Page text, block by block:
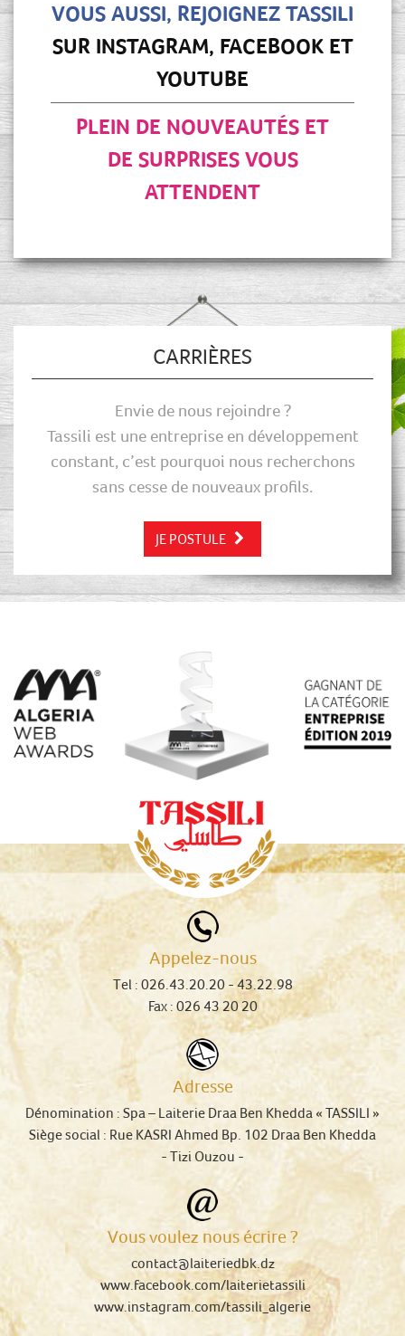
VOUS AUSSI, REJOIGNEZ TASSILI
SUR INSTAGRAM, FACEBOOK ET
YOUTUBE
PLEIN DE NOUVEAUTÉS ET
DE SURPRISES VOUS
ATTENDENT
CARRIÈRES
Envie de nous rejoindre ?
Tassili est une entreprise en développement
constant, c’est pourquoi nous recherchons
sans cesse de nouveaux profils.
JE POSTULE
Appelez-nous
Tel : 026.43.20.20- 43.22.98
Fax : 026 43 20 20
Adresse
Dénomination : Spa – Laiterie Draa Ben Khedda « TASSILI »
Siège social : Rue KASRI Ahmed Bp. 102 Draa Ben Khedda
- Tizi Ouzou -
Vous voulez nous écrire ?
contact@laiteriedbk.dz
www.facebook.com/laiterietassili
www.instagram.com/tassili_algerie